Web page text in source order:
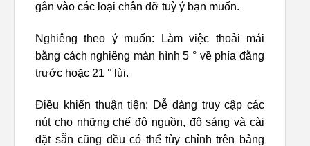
gắn vào các loại chân đỡ tuỳ ý bạn muốn.
Nghiêng theo ý muốn: Làm việc thoải mái
bằng cách nghiêng màn hình 5 ° về phía đằng
trước hoặc 21 ° lùi.
Điều khiển thuận tiện: Dễ dàng truy cập các
nút cho những chế độ nguồn, độ sáng và cài
đặt sẵn cũng đều có thể tùy chỉnh trên bảng